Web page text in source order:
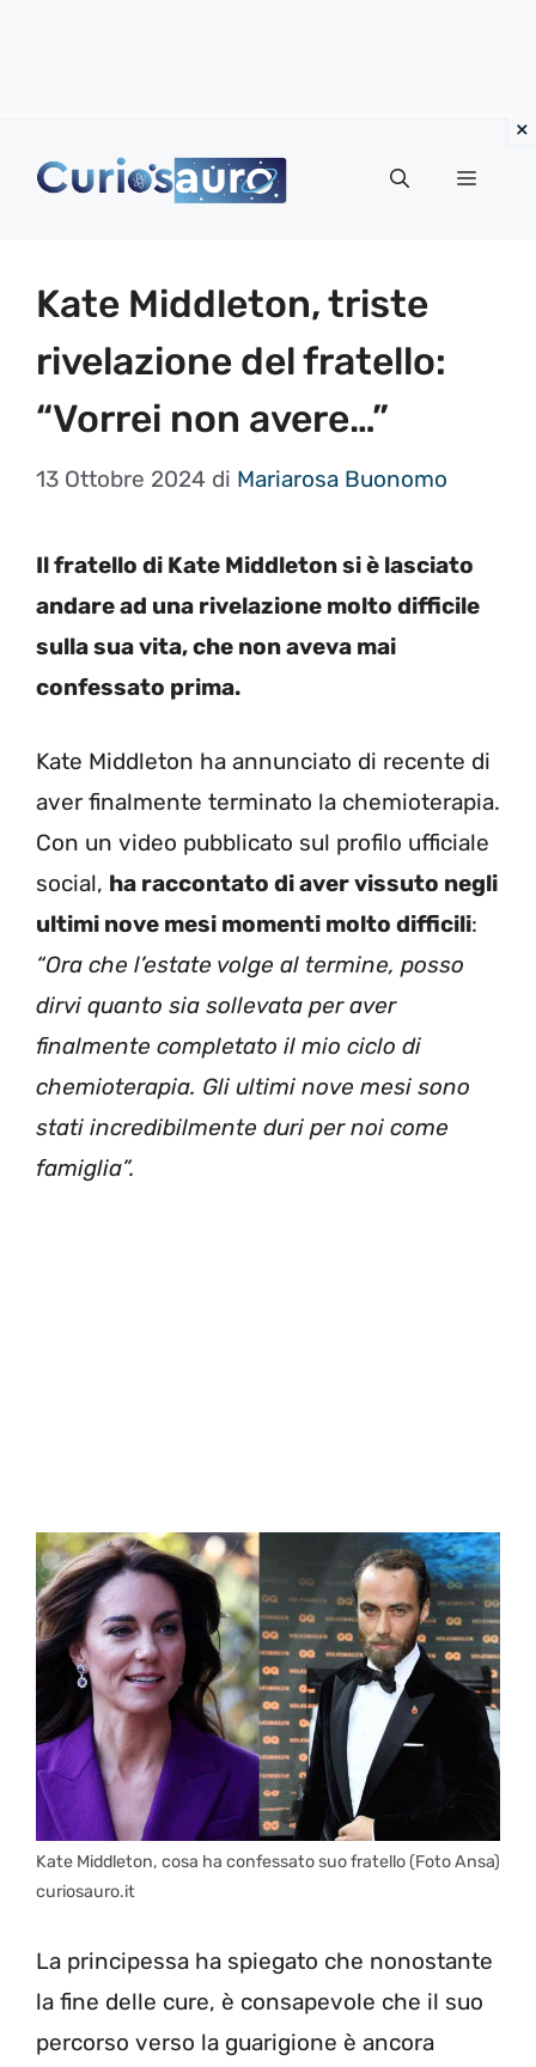
Menu
Kate Middleton, triste
rivelazione del fratello:
“Vorrei non avere…”
13 Ottobre 2024 di Mariarosa Buonomo
Il fratello di Kate Middleton si è lasciato
andare ad una rivelazione molto difficile
sulla sua vita, che non aveva mai
confessato prima.
Kate Middleton ha annunciato di recente di
aver finalmente terminato la chemioterapia.
Con un video pubblicato sul profilo ufficiale
social, ha raccontato di aver vissuto negli
ultimi nove mesi momenti molto difficili:
“Ora che l’estate volge al termine, posso
dirvi quanto sia sollevata per aver
finalmente completato il mio ciclo di
chemioterapia. Gli ultimi nove mesi sono
stati incredibilmente duri per noi come
famiglia”.
Kate Middleton, cosa ha confessato suo fratello (Foto Ansa)
curiosauro.it
La principessa ha spiegato che nonostante
la fine delle cure, è consapevole che il suo
percorso verso la guarigione è ancora